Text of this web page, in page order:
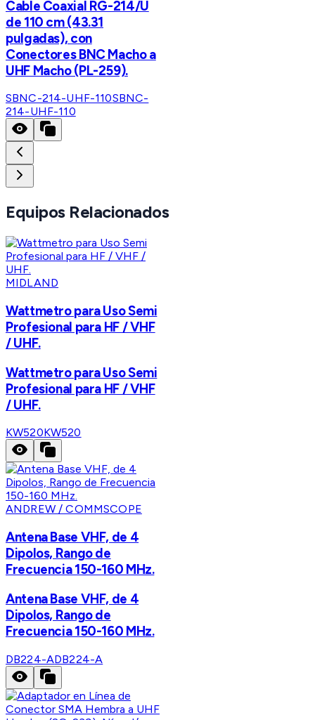
Cable Coaxial RG-214/U
de 110 cm (43.31
pulgadas), con
Conectores BNC Macho a
UHF Macho (PL-259).
SBNC-214-UHF-110SBNC-
214-UHF-110
Equipos Relacionados
MIDLAND
Wattmetro para Uso Semi
Profesional para HF / VHF
/ UHF.
Wattmetro para Uso Semi
Profesional para HF / VHF
/ UHF.
KW520KW520
ANDREW / COMMSCOPE
Antena Base VHF, de 4
Dipolos, Rango de
Frecuencia 150-160 MHz.
Antena Base VHF, de 4
Dipolos, Rango de
Frecuencia 150-160 MHz.
DB224-ADB224-A